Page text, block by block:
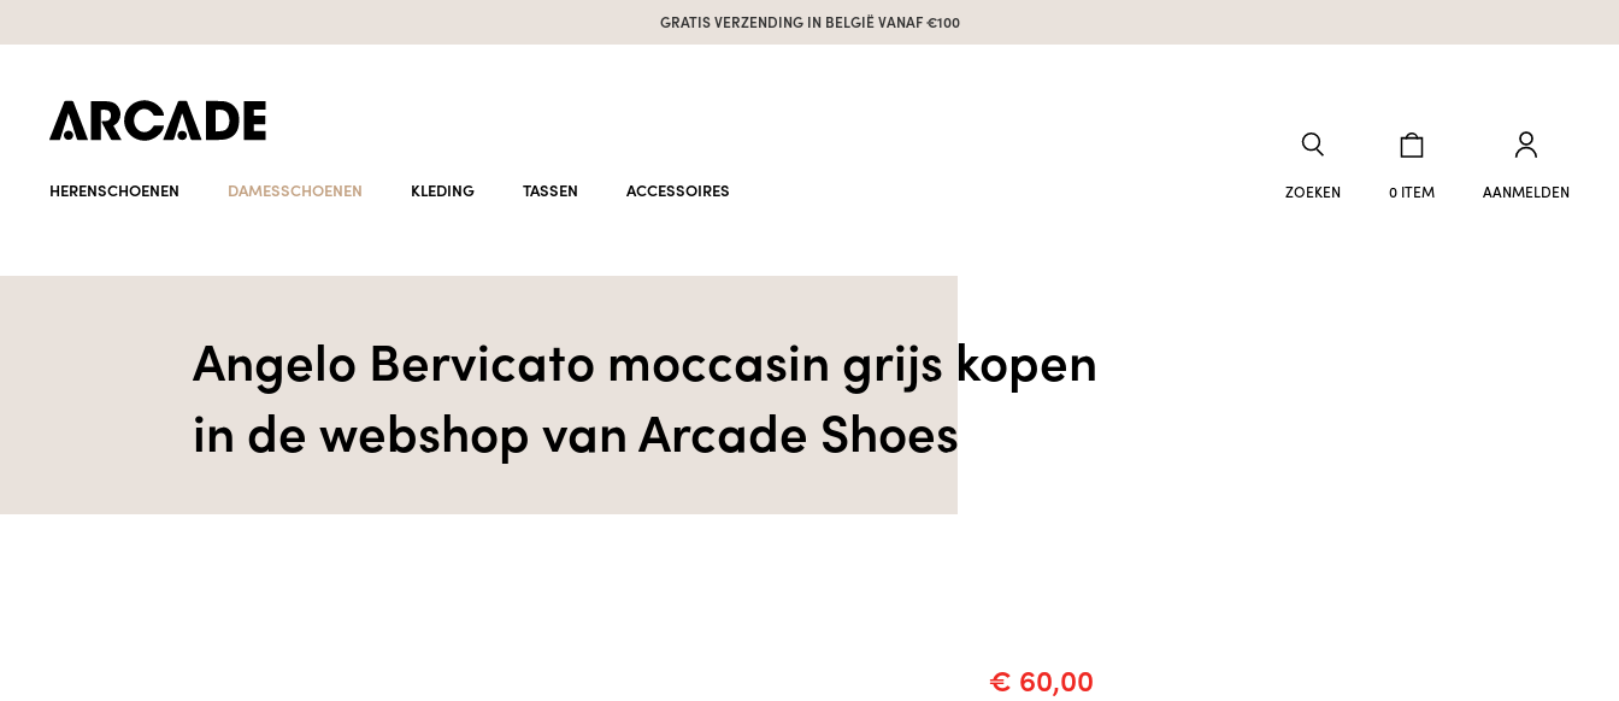
GRATIS VERZENDING IN BELGIË VANAF €100
HERENSCHOENEN DAMESSCHOENEN KLEDING TASSEN ACCESSOIRES ZOEKEN 0 ITEM AANMELDEN
Angelo Bervicato moccasin grijs kopen
in de webshop van Arcade Shoes
€ 60,00